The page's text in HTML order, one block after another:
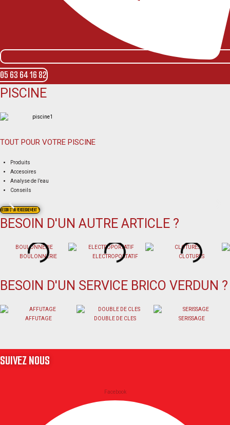
05 63 64 16 82
PISCINE
TOUT POUR VOTRE PISCINE
Produits
Accesoires
Analyse de l’eau
Conseils
BESOIN D'UN RENSEIGNEMENT ?
BESOIN D'UN AUTRE ARTICLE ?
CLOTURES
ELECTROPORTATIF
BOULONNERIE
BESOIN D'UN SERVICE BRICO VERDUN ?
AFFUTAGE DOUBLE DE CLES SERISSAGE
SUIVEZ NOUS
Facebook